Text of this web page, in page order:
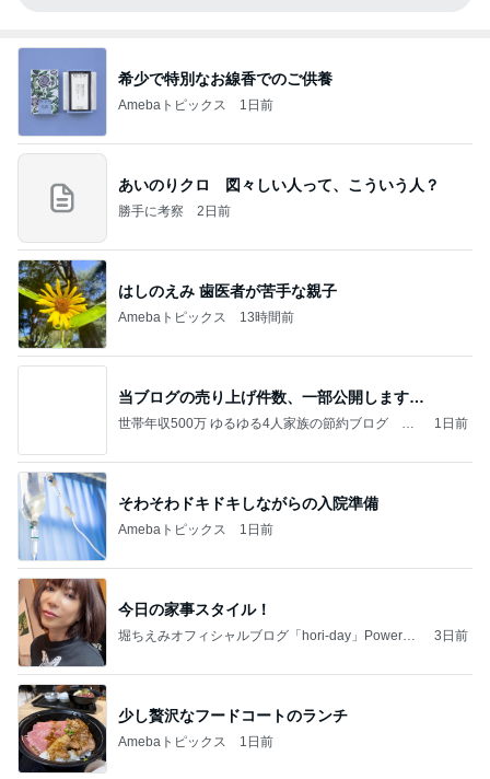
希少で特別なお線香でのご供養
Amebaトピックス 1日前
あいのりクロ 図々しい人って、こういう人？
勝手に考察 2日前
はしのえみ 歯医者が苦手な親子
Amebaトピックス 13時間前
当ブログの売り上げ件数、一部公開します…
世帯年収500万 ゆるゆる4人家族の節約ブログ 〜
1日前
そわそわドキドキしながらの入院準備
Amebaトピックス 1日前
今日の家事スタイル！
堀ちえみオフィシャルブログ「hori-day」Powered
3日前
少し贅沢なフードコートのランチ
Amebaトピックス 1日前